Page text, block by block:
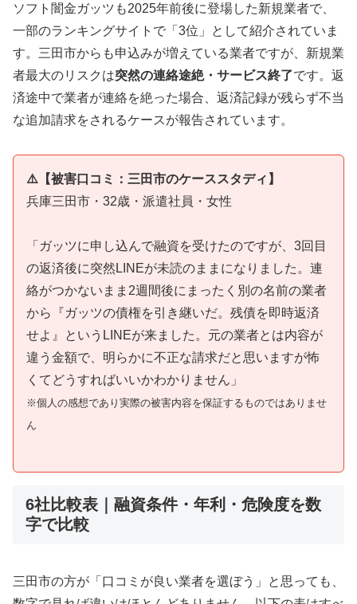
ソフト闇金ガッツも2025年前後に登場した新規業者で、
一部のランキングサイトで「3位」として紹介されていま
す。三田市からも申込みが増えている業者ですが、新規業
者最大のリスクは突然の連絡途絶・サービス終了です。返
済途中で業者が連絡を絶った場合、返済記録が残らず不当
な追加請求をされるケースが報告されています。
⚠️【被害口コミ：三田市のケーススタディ】
兵庫三田市・32歳・派遣社員・女性
「ガッツに申し込んで融資を受けたのですが、3回目
の返済後に突然LINEが未読のままになりました。連
絡がつかないまま2週間後にまったく別の名前の業者
から『ガッツの債権を引き継いだ。残債を即時返済
せよ』というLINEが来ました。元の業者とは内容が
違う金額で、明らかに不正な請求だと思いますが怖
くてどうすればいいかわかりません」
※個人の感想であり実際の被害内容を保証するものではありませ
ん
6社比較表｜融資条件・年利・危険度を数
字で比較
三田市の方が「口コミが良い業者を選ぼう」と思っても、